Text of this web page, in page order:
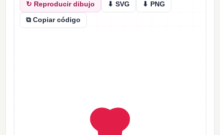
↻ Reproducir dibujo ⬇ SVG ⬇ PNG
⧉ Copiar código